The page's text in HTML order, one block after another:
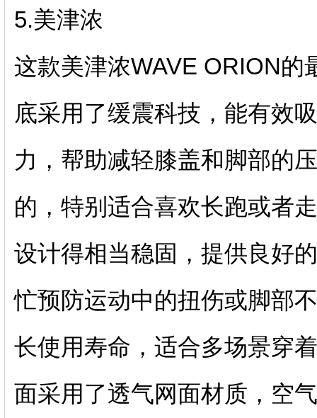
5.美津浓
这款美津浓WAVE ORION的
底采用了缓震科技，能有效
力，帮助减轻膝盖和脚部的
的，特别适合喜欢长跑或者
设计得相当稳固，提供良好
忙预防运动中的扭伤或脚部
长使用寿命，适合多场景穿
面采用了透气网面材质，空